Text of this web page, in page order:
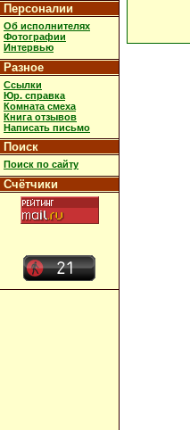
Персоналии
Об исполнителях
Фотографии
Интервью
Разное
Ссылки
Юр. справка
Комната смеха
Книга отзывов
Написать письмо
Поиск
Поиск по сайту
Счётчики